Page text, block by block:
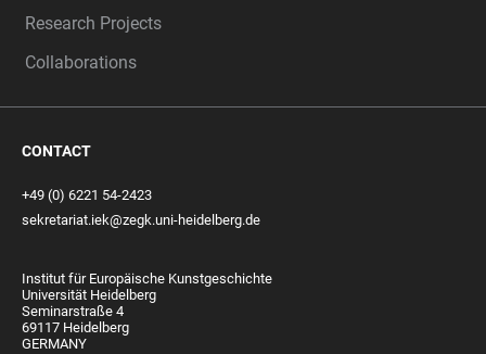
Research Projects
Collaborations
CONTACT
+49 (0) 6221 54-2423
sekretariat.iek@zegk.uni-heidelberg.de
Institut für Europäische Kunstgeschichte
Universität Heidelberg
Seminarstraße 4
69117 Heidelberg
GERMANY